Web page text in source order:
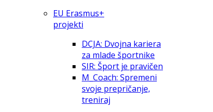
EU Erasmus+
projekti
DCJA: Dvojna kariera
za mlade športnike
SIR: Šport je pravičen
M_Coach: Spremeni
svoje prepričanje,
treniraj